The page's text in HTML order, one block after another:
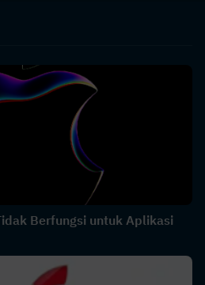
Berfungsi untuk Aplikasi